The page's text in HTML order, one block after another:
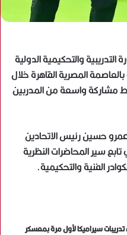
التدريبية والتحكيمية الدولية
المصرية القاهرة خلال
إلى 11 يونيو 2026، وسط مشاركة واسعة من المدربين
حسين رئيس الاتحادين
سير المحاضرات النظرية
الفنية والتحكيمية.
سيراميكا لأول مرة بمعسكر